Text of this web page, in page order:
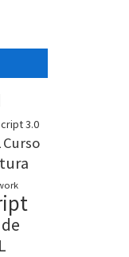
3.0
Curso